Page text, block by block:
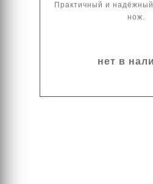
Практичный и
нож.
нет в